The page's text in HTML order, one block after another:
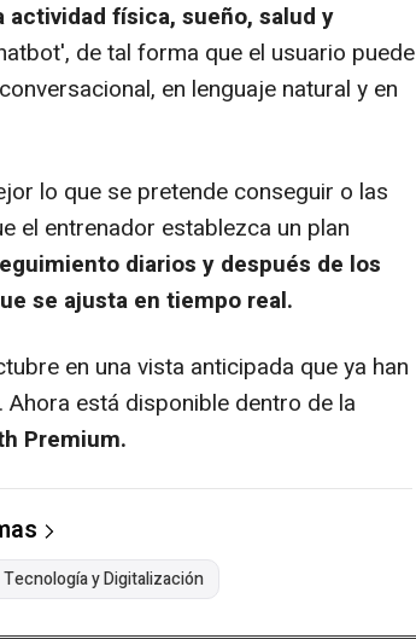
actividad física, sueño, salud y
de tal forma que el usuario puede
en lenguaje natural y en
lo que se pretende conseguir o las
el entrenador establezca un plan
diarios y después de los
se ajusta en tiempo real.
en una vista anticipada que ya han
está disponible dentro de la
Premium.
Tecnología y Digitalización